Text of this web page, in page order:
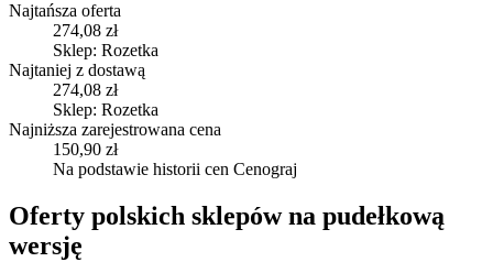
Najtańsza oferta
274,08 zł
Sklep: Rozetka
Najtaniej z dostawą
274,08 zł
Sklep: Rozetka
Najniższa zarejestrowana cena
150,90 zł
Na podstawie historii cen Cenograj
Oferty polskich sklepów na pudełkową
wersję